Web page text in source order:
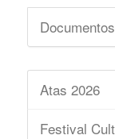
Documentos
Atas 2026
Festival